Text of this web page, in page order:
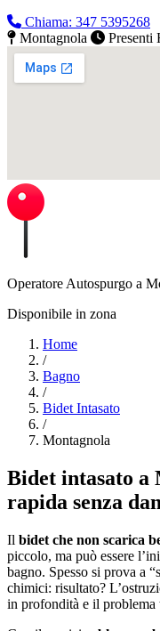
Chiama: 347 5395268
Montagnola
Presenti
Operatore Autospurgo a
Disponibile in zona
Home
/
Bagno
/
Bidet Intasato
/
Montagnola
Bidet intasato a
rapida senza
Il bidet che non scarica
piccolo, ma può essere
bagno. Spesso si prova a
chimici: risultato?
in profondità e il problema